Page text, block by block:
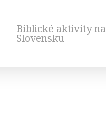
Biblické aktivity na
Slovensku